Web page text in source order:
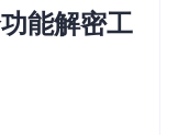
能解密工